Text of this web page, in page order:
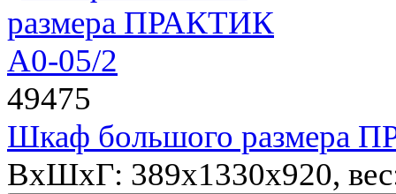
49475
Шкаф большого размера
ВхШхГ: 389x1330x920,